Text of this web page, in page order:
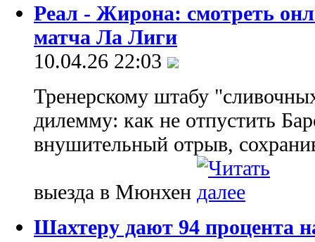
Реал - Жирона: смотреть
матча Ла Лиги
10.04.26 22:03
Тренерскому штабу
дилемму: как не отпустить
внушительный отрыв,
выезда в Мюнхен
Шахтеру дают 94 процента